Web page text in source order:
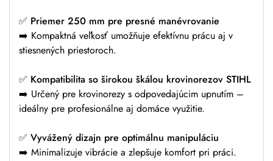
✅ Priemer 250 mm pre presné manévrovanie
➡️ Kompaktná veľkosť umožňuje efektívnu prácu aj v
stiesnených priestoroch.
✅ Kompatibilita so širokou škálou krovinorezov STIHL
➡️ Určený pre krovinorezy s odpovedajúcim upnutím –
ideálny pre profesionálne aj domáce využitie.
✅ Vyvážený dizajn pre optimálnu manipuláciu
➡️ Minimalizuje vibrácie a zlepšuje komfort pri práci.